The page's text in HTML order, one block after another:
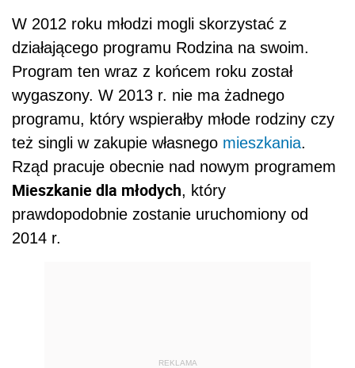
W 2012 roku młodzi mogli skorzystać z
działającego programu Rodzina na swoim.
Program ten wraz z końcem roku został
wygaszony. W 2013 r. nie ma żadnego
programu, który wspierałby młode rodziny czy
też singli w zakupie własnego mieszkania.
Rząd pracuje obecnie nad nowym programem
Mieszkanie dla młodych, który
prawdopodobnie zostanie uruchomiony od
2014 r.
REKLAMA